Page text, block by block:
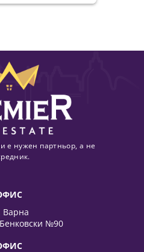
е нужен партньор, а не
Варна
№90